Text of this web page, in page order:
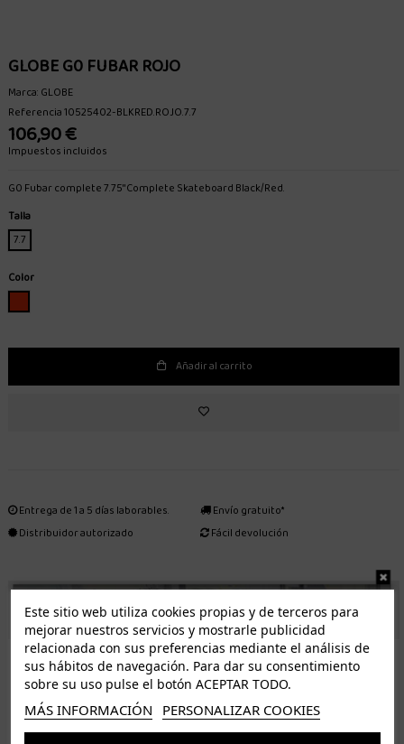
GLOBE G0 FUBAR ROJO
Marca:GLOBE
Referencia10525402-BLKRED.ROJO.7.7
106,90 €
Impuestos incluidos
G0 Fubar complete 7.75" Complete Skateboard Black/Red.
Talla
7.7
Color
Añadir al carrito
Entrega de 1 a 5 días laborables.
Distribuidor autorizado
Envío gratuito*
Fácil devolución
ENVÍO GRATUITO *
ISLAS CANARIAS
Tenerife 3.50€. Gratis a partir de 50€
Resto de islas 5€. Gratis a partir de 50€
Este sitio web utiliza cookies propias y de terceros para
mejorar nuestros servicios y mostrarle publicidad
relacionada con sus preferencias mediante el análisis de
sus hábitos de navegación. Para dar su consentimiento
sobre su uso pulse el botón ACEPTAR TODO.
MÁS INFORMACIÓN PERSONALIZAR COOKIES